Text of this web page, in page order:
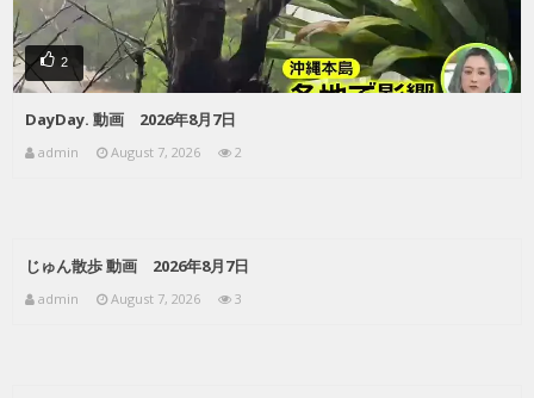
2
DayDay. 動画 2026年8月7日
admin August 7, 2026 2
じゅん散歩 動画 2026年8月7日
admin August 7, 2026 3